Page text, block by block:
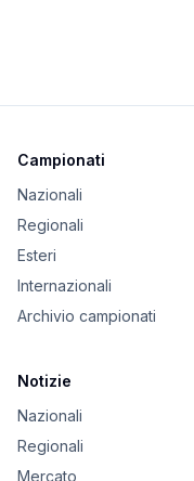
Campionati
Nazionali
Regionali
Esteri
Internazionali
Archivio campionati
Notizie
Nazionali
Regionali
Mercato